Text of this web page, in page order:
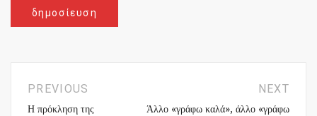
PREVIOUS
Η πρόκληση της
NEXT
Άλλο «γράφω καλά», άλλο «γράφω